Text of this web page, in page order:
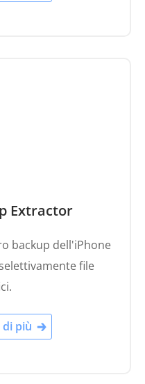
Extractor
backup dell'iPhone
file
di più